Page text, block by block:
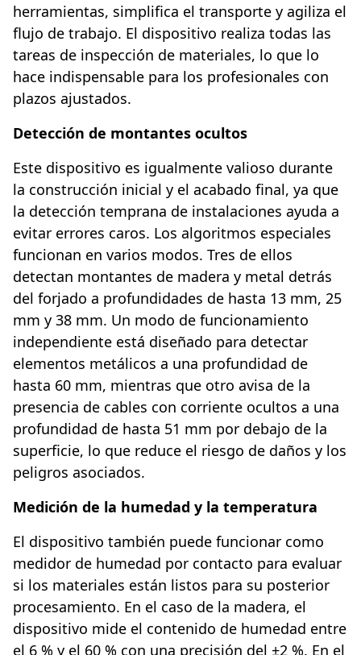
herramientas, simplifica el transporte y agiliza el
flujo de trabajo. El dispositivo realiza todas las
tareas de inspección de materiales, lo que lo
hace indispensable para los profesionales con
plazos ajustados.
Detección de montantes ocultos
Este dispositivo es igualmente valioso durante
la construcción inicial y el acabado final, ya que
la detección temprana de instalaciones ayuda a
evitar errores caros. Los algoritmos especiales
funcionan en varios modos. Tres de ellos
detectan montantes de madera y metal detrás
del forjado a profundidades de hasta 13 mm, 25
mm y 38 mm. Un modo de funcionamiento
independiente está diseñado para detectar
elementos metálicos a una profundidad de
hasta 60 mm, mientras que otro avisa de la
presencia de cables con corriente ocultos a una
profundidad de hasta 51 mm por debajo de la
superficie, lo que reduce el riesgo de daños y los
peligros asociados.
Medición de la humedad y la temperatura
El dispositivo también puede funcionar como
medidor de humedad por contacto para evaluar
si los materiales están listos para su posterior
procesamiento. En el caso de la madera, el
dispositivo mide el contenido de humedad entre
el 6 % y el 60 % con una precisión del ±2 %. En el